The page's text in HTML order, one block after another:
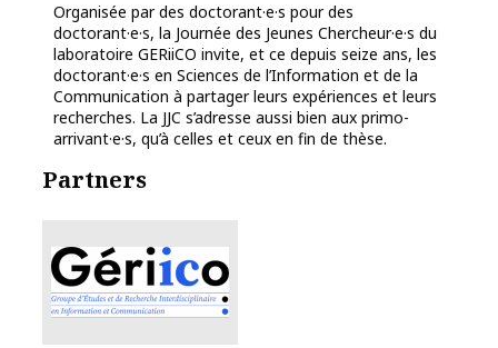
Organisée par des doctorant·e·s pour des
doctorant·e·s, la Journée des Jeunes Chercheur·e·s du
laboratoire GERiiCO invite, et ce depuis seize ans, les
doctorant·e·s en Sciences de l’Information et de la
Communication à partager leurs expériences et leurs
recherches. La JJC s’adresse aussi bien aux primo-
arrivant·e·s, qu’à celles et ceux en fin de thèse.
Partners
Logo Geriico 2025